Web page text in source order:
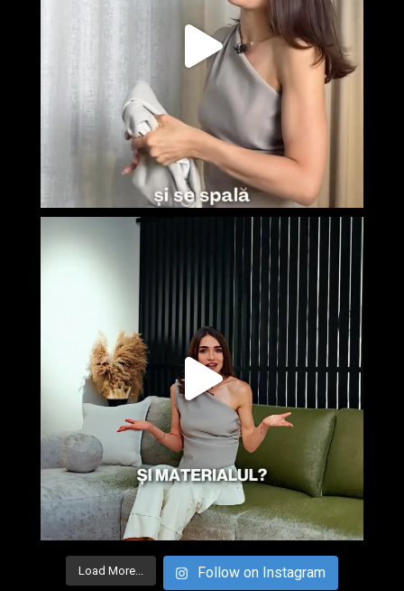
Load More... Follow on Instagram